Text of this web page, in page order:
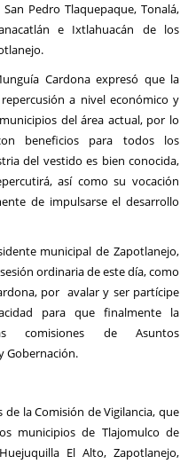
Pedro Tlaquepaque, Tonalá,
e Ixtlahuacán de los
Cardona expresó que la
a nivel económico y
del área actual, por lo
beneficios para todos los
del vestido es bien conocida,
así como su vocación
de impulsarse el desarrollo
municipal de Zapotlanejo,
ordinaria de este día, como
por avalar y ser partícipe
para que finalmente la
comisiones de Asuntos
Gobernación.
la Comisión de Vigilancia, que
municipios de Tlajomulco de
El Alto, Zapotlanejo,